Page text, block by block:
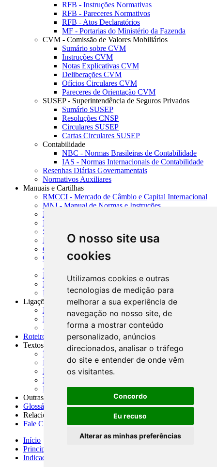
O nosso site usa
cookies
Utilizamos cookies e outras
tecnologias de medição para
melhorar a sua experiência de
navegação no nosso site, de
forma a mostrar conteúdo
personalizado, anúncios
direcionados, analisar o tráfego
do site e entender de onde vêm
os visitantes.
Concordo
Eu recuso
Alterar as minhas preferências
RFB - Instruções Normativas
RFB - Pareceres Normativos
RFB - Atos Declaratórios
MF - Portarias do Ministério da Fazenda
CVM - Comissão de Valores Mobiliários
Sumário sobre CVM
Instruções CVM
Notas Explicativas CVM
Deliberações CVM
Ofícios Circulares CVM
Pareceres de Orientação CVM
SUSEP - Superintendência de Seguros Privados
Sumário SUSEP
Resoluções CNSP
Circulares SUSEP
Cartas Circulares SUSEP
Contabilidade
NBC - Normas Brasileiras de Contabilidade
IAS - Normas Internacionais de Contabilidade
Resenhas Diárias Governamentais
Normativos Auxiliares
Manuais e Cartilhas
RMCCI - Mercado de Câmbio e Capital Internacional
MNI - Manual de Normas e Instruções
MTVM - Manual de Títulos e Valores Mobiliários
MCR - Manual de Crédito Rural
SISORF - Manual de Organização do SFN
MASUP - Manual de Supervisão Bancária
CADOC - Catálogo de Documentos
CNAE-CONCLA - Classificação Nacional de
Atividades Econômicas
PMF - Cartilhas do BCB
Manuais Auxiliares do BCB e Cosif-e
Resenhas Diárias Governamentais
Ligações Externas
Links Úteis
Presidência da República
Agências Nacionais Reguladoras
Roteiros para Estudos
Textos
Índice de Textos
Editorial
Monografias
Na Imprensa
Fórum de Discussão
Outras ferramentas
Glossário
Relacionamento
Fale Conosco
Início
Principais notícias
Indicadores